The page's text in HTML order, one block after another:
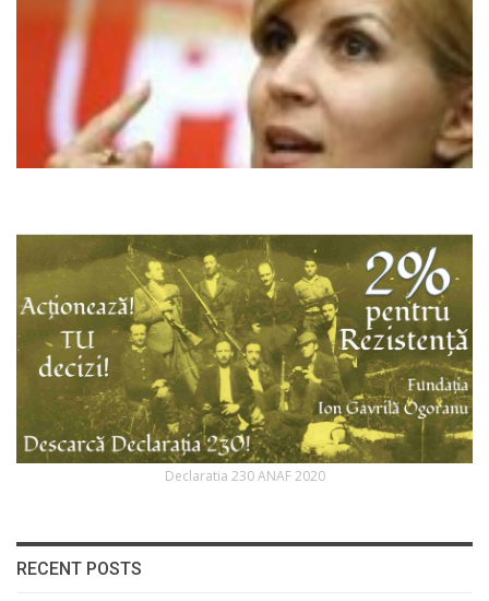
Declaratia 230 ANAF 2020
RECENT POSTS